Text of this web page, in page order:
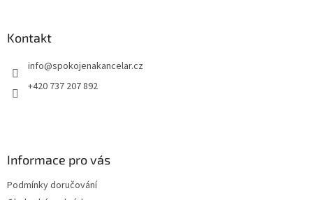
Kontakt
info@spokojenakancelar.cz
+420 737 207 892
Informace pro vás
Podmínky doručování